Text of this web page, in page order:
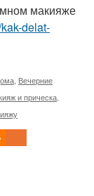
макияже
delat-
Вечерние
и прическа